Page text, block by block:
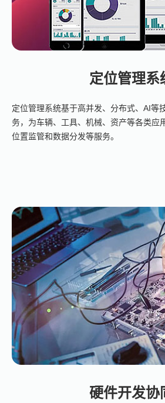
定位管理系
定位管理系统基于高并发、分布式、AI等
务，为车辆、工具、机械、资产等各类应
位置监管和数据分发等服务。
硬件开发协